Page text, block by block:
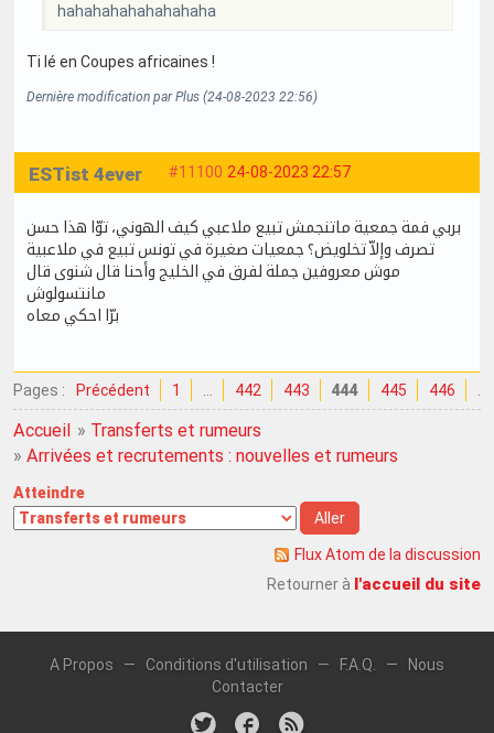
hahahahahahahahaha
Ti lé en Coupes africaines !
Dernière modification par Plus (24-08-2023 22:56)
#11100 24-08-2023 22:57
ESTist 4ever
بربي فمة جمعية ماتنجمش تبيع ملاعبي كيف الهوني، توّا هذا حسن
تصرف وإلاّ تخلويض؟ جمعيات صغيرة في تونس تبيع في ملاعبية
موش معروفين جملة لفرق في الخليج وأحنا قال شنوى قال
مانتسولوش
برّا احكي معاه
Pages : Précédent 1 442 443 444 445 446
Accueil » Transferts et rumeurs
» Arrivées et recrutements : nouvelles et rumeurs
Atteindre
Flux Atom de la discussion
Retourner à l'accueil du site
A Propos — Conditions d'utilisation — F.A.Q. —
Nous
Contacter